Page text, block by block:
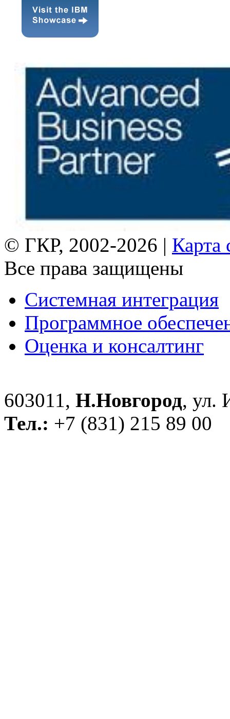
© ГКР, 2002-2026 | Карта
Все права защищены
Системная интеграция
Программное
Оценка и консалтинг
603011, Н.Новгород, ул.
Тел.: +7 (831) 215 89 00